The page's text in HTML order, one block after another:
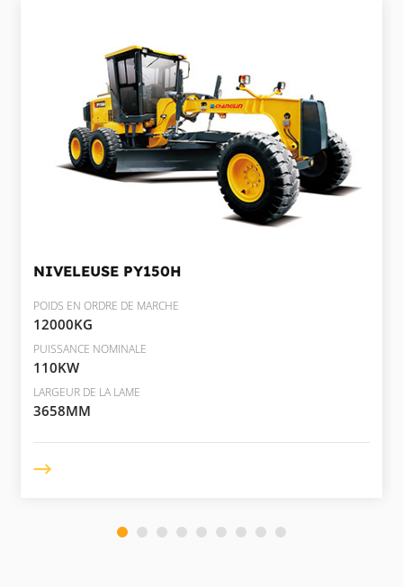
NIVELEUSE PY150H
POIDS EN ORDRE DE MARCHE
12000KG
PUISSANCE NOMINALE
110KW
LARGEUR DE LA LAME
3658MM